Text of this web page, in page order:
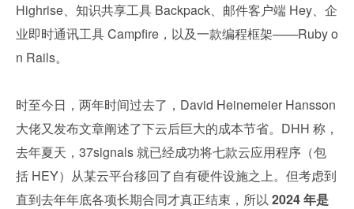
Highrise、知识共享工具 Backpack、邮件客户端 Hey、企
业即时通讯工具 Campfire，以及一款编程框架——Ruby o
n Rails。
时至今日，两年时间过去了，David Heinemeier Hansson
大佬又发布文章阐述了下云后巨大的成本节省。DHH 称，
去年夏天，37signals 就已经成功将七款云应用程序（包
括 HEY）从某云平台移回了自有硬件设施之上。但考虑到
直到去年年底各项长期合同才真正结束，所以 2024 年是